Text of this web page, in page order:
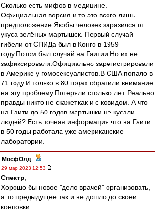
Сколько есть мифов в медицине.
Официальная версия и то это всего лишь
предположение.Якобы человек заразился от
укуса зелёных мартышек. Первый случай
гибели от СПИДа был в Конго в 1959
году.Потом был случай на Гаитии.Но их не
зафиксировали.Официально зарегистрировали
в Америке у гомосексуалистов.В США попало в
71 году.И только в 80 годах обратили внимание
на эту проблему.Потеряли столько лет. Реально
правды никто не скажет,как и с ковидом. А что
на Гаити до 50 годов мартышки не кусали
людей? Есть точная информация что на Гаити
в 50 годы работала уже американские
лаборатории.
МосфОлд -
29 мар 2023 12:53
Спектр
Хорошо бы новое "дело врачей" организовать,
а то предыдущее так и не дошло до своей
концовки...